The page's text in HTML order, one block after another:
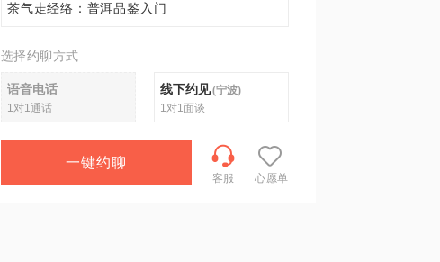
茶气走经络：普洱品鉴入门
选择约聊方式
语音电话
1对1通话
线下约见(宁波)
1对1面谈
一键约聊
客服 心愿单